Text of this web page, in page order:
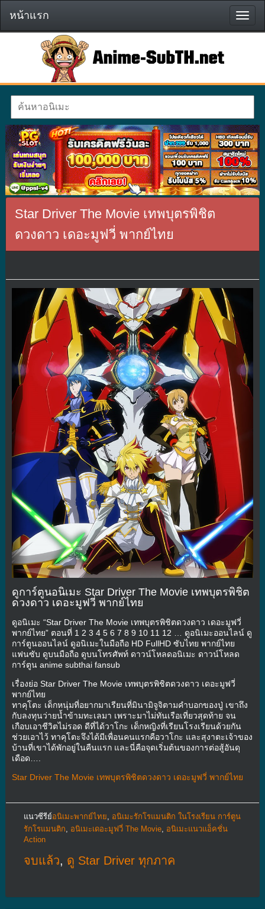
หน้า
แรก
หน้าแรก
Star Driver The Movie เทพบุตรพิชิต
ดวงดาว เดอะมูฟวี่ พากย์ไทย
ดูการ์ตูนอนิเมะ Star Driver The Movie เทพบุตรพิชิต
ดวงดาว เดอะมูฟวี่ พากย์ไทย
ดูอนิเมะ “Star Driver The Movie เทพบุตรพิชิตดวงดาว เดอะมูฟวี่
พากย์ไทย” ตอนที่ 1 2 3 4 5 6 7 8 9 10 11 12 … ดูอนิเมะออนไลน์ ดู
การ์ตูนออนไลน์ ดูอนิเมะในมือถือ HD FullHD ซับไทย พากย์ไทย
แฟนซับ ดูบนมือถือ ดูบนโทรศัพท์ ดาวน์โหลดอนิเมะ ดาวน์โหลด
การ์ตูน anime subthai fansub
เรื่องย่อ Star Driver The Movie เทพบุตรพิชิตดวงดาว เดอะมูฟวี่
พากย์ไทย
ทาคุโตะ เด็กหนุ่มที่อยากมาเรียนที่มินามิจูจิตามคำบอกของปู่ เขาถึง
กับลงทุนว่ายน้ำข้ามทะเลมา เพราะมาไม่ทันเรือเที่ยวสุดท้าย จน
เกือบเอาชีวิตไม่รอด ดีที่ได้วาโกะ เด็กหญิงที่เรียนโรงเรียนด้วยกัน
ช่วยเอาไว้ ทาคุโตะจึงได้มีเพื่อนคนแรกคือวาโกะ และสุงาตะเจ้าของ
บ้านที่เขาได้พักอยู่ในคืนแรก และนี่คือจุดเริ่มต้นของการต่อสู้อันดุ
เดือด….
Star Driver The Movie เทพบุตรพิชิตดวงดาว เดอะมูฟวี่ พากย์ไทย
แนวซีรีย์อนิเมะพากย์ไทย
อนิเมะรักโรแมนติก ในโรงเรียน การ์ตูน
รักโรแมนติก
อนิเมะเดอะมูฟวี่ The Movie, อนิเมะแนวแอ็คชั่น
Action
จบแล้ว, ดู Star Driver ทุกภาค